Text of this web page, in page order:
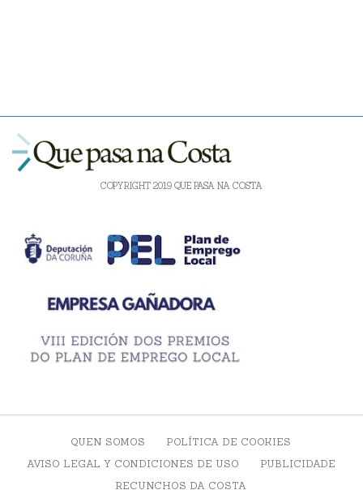
COPYRIGHT 2019 QUE PASA NA COSTA
QUEN SOMOS
POLÍTICA DE COOKIES
AVISO LEGAL Y CONDICIONES DE USO
PUBLICIDADE
RECUNCHOS DA COSTA